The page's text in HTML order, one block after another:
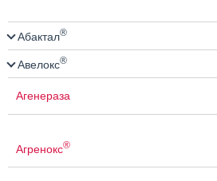
Абактал®
Авелокс®
Агенераза
Агренокс®